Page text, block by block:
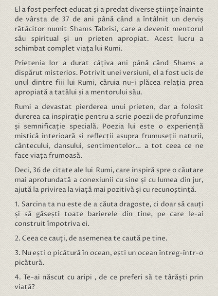
El a fost perfect educat și a predat diverse științe înainte
de vârsta de 37 de ani până când a întâlnit un derviș
rătăcitor numit Shams Tabrisi, care a devenit mentorul
său spiritual și un prieten apropiat. Acest lucru a
schimbat complet viața lui Rumi.
Prietenia lor a durat câțiva ani până când Shams a
dispărut misterios. Potrivit unei versiuni, el a fost ucis de
unul dintre fiii lui Rumi, căruia nu-i plăcea relația prea
apropiată a tatălui și a mentorului său.
Rumi a devastat pierderea unui prieten, dar a folosit
durerea ca inspirație pentru a scrie poezii de profunzime
și semnificație specială. Poezia lui este o experiență
mistică interioară și reflecții asupra frumuseții naturii,
cântecului, dansului, sentimentelor… a tot ceea ce ne
face viața frumoasă.
Deci, 36 de citate ale lui Rumi, care inspiră spre o căutare
mai aprofundată a conexiunii cu sine și cu lumea din jur,
ajută la privirea la viață mai pozitivă și cu recunoștință.
1. Sarcina ta nu este de a căuta dragoste, ci doar să cauți
și să găsești toate barierele din tine, pe care le-ai
construit împotriva ei.
2. Ceea ce cauți, de asemenea te caută pe tine.
3. Nu ești o picătură în ocean, ești un ocean întreg-într-o
picătură.
4. Te-ai născut cu aripi , de ce preferi să te târăști prin
viață?